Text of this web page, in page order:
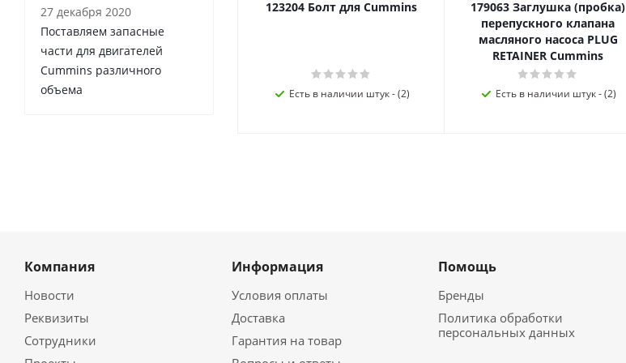
123204 Болт для Cummins
Есть в наличии штук - (2)
179063 Заглушка (пробка)
перепускного клапана
масляного насоса PLUG
RETAINER Cummins
Есть в наличии штук - (2)
27 декабря 2020
Поставляем запасные
части для двигателей
Cummins различного
объема
Компания
Новости
Реквизиты
Сотрудники
Информация
Условия оплаты
Доставка
Гарантия на товар
Помощь
Бренды
Политика обработки
персональных данных